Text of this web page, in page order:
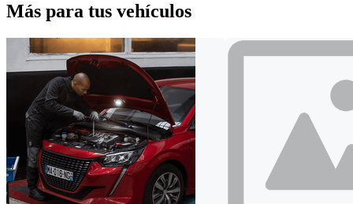
Más para tus vehículos